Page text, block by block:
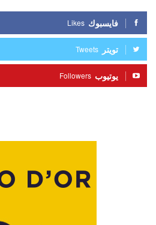
فايسبوك Likes
تويتر Tweets
يوتيوب Followers